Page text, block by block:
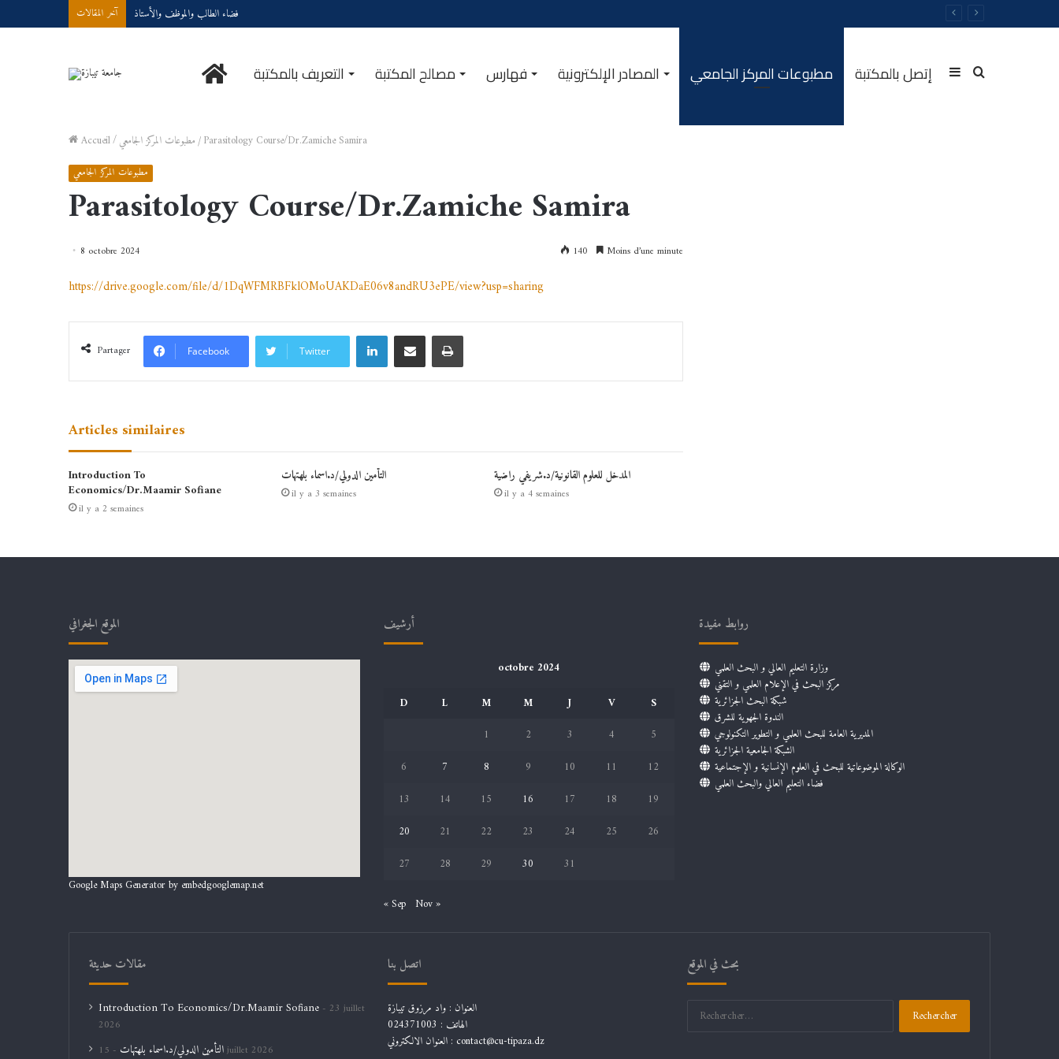
آخر المقالات فضاء الطالب والموظف والأستاذ
الرئيسيةالتعريف بالمكتبة مصالح المكتبة فهارس المصادر الإلكترونية مطبوعات المركز الجامعي إتصل بالمكتبة Rechercher
Sidebar
Accueil/مطبوعات المركز الجامعي/Parasitology Course/Dr.Zamiche Samira
مطبوعات المركز الجامعي
Parasitology Course/Dr.Zamiche Samira
8 octobre 2024 140 Moins d’une minute
https://drive.google.com/file/d/1DqWFMRBFklOMoUAKDaE06v8andRU3ePE/view?usp=sharing
Partager Facebook Twitter
Linkedin Partager par email Imprimer
Articles similaires
Introduction To
Economics/Dr.Maamir Sofiane
il y a 2 semaines
التأمين الدولي/د.اسماء بلهتهات
il y a 3 semaines
المدخل للعلوم القانونية/د.شريفي راضية
il y a 4 semaines
الموقع الجغرافي
Google Maps Generator by embedgooglemap.net
أرشيف
octobre 2024
D
L M M J V
S
1
2 3 4
5
6
7 8 9 10 11
12
13
14 15 16 17 18
19
20
21 22 23 24 25
26
27
28 29 30 31
« Sep Nov »
روابط مفيدة
وزارة التعليم العالي و البحث العلمي
مركز البحث في الإعلام العلمي و التقني
شبكة البحث الجزائرية
الندوة الجهوية للشرق
المديرية العامة للبحث العلمي و التطوير التكنولوجي
الشبكة الجامعية الجزائرية
الوكالة الموضوعاتية للبحث في العلوم الإنسانية و الإجتماعية
فضاء التعليم العالي والبحث العلمي
مقالات حديثة
Introduction To Economics/Dr.Maamir Sofiane
23 juillet
2026
التأمين الدولي/د.اسماء بلهتهات15 juillet 2026
اتصل بنا
العنوان : واد مرزوق تيبازة
الهاتف : 024371003
العنوان الالكتروني : contact@cu-tipaza.dz
بحث في الموقع
Rechercher :